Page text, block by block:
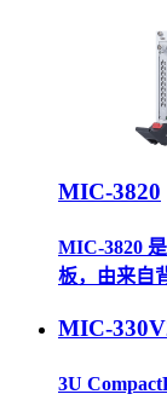
MIC-3820
MIC-3820
板，由来自
MIC-
3U